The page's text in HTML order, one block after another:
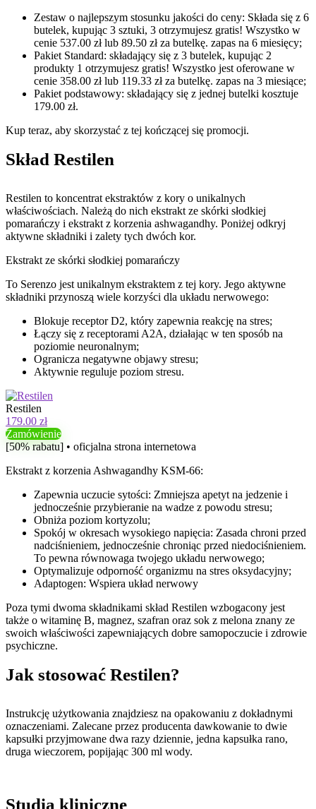
Zestaw o najlepszym stosunku jakości do ceny: Składa się z 6
butelek, kupując 3 sztuki, 3 otrzymujesz gratis! Wszystko w
cenie 537.00 zł lub 89.50 zł za butelkę. zapas na 6 miesięcy;
Pakiet Standard: składający się z 3 butelek, kupując 2
produkty 1 otrzymujesz gratis! Wszystko jest oferowane w
cenie 358.00 zł lub 119.33 zł za butelkę. zapas na 3 miesiące;
Pakiet podstawowy: składający się z jednej butelki kosztuje
179.00 zł.
Kup teraz, aby skorzystać z tej kończącej się promocji.
Skład Restilen
Restilen to koncentrat ekstraktów z kory o unikalnych
właściwościach. Należą do nich ekstrakt ze skórki słodkiej
pomarańczy i ekstrakt z korzenia ashwagandhy. Poniżej odkryj
aktywne składniki i zalety tych dwóch kor.
Ekstrakt ze skórki słodkiej pomarańczy
To Serenzo jest unikalnym ekstraktem z tej kory. Jego aktywne
składniki przynoszą wiele korzyści dla układu nerwowego:
Blokuje receptor D2, który zapewnia reakcję na stres;
Łączy się z receptorami A2A, działając w ten sposób na
poziomie neuronalnym;
Ogranicza negatywne objawy stresu;
Aktywnie reguluje poziom stresu.
Restilen
179.00 zł
Zamówienie
[50% rabatu] • oficjalna strona internetowa
Ekstrakt z korzenia Ashwagandhy KSM-66:
Zapewnia uczucie sytości: Zmniejsza apetyt na jedzenie i
jednocześnie przybieranie na wadze z powodu stresu;
Obniża poziom kortyzolu;
Spokój w okresach wysokiego napięcia: Zasada chroni przed
nadciśnieniem, jednocześnie chroniąc przed niedociśnieniem.
To pewna równowaga twojego układu nerwowego;
Optymalizuje odporność organizmu na stres oksydacyjny;
Adaptogen: Wspiera układ nerwowy
Poza tymi dwoma składnikami skład Restilen wzbogacony jest
także o witaminę B, magnez, szafran oraz sok z melona znany ze
swoich właściwości zapewniających dobre samopoczucie i zdrowie
psychiczne.
Jak stosować Restilen?
Instrukcję użytkowania znajdziesz na opakowaniu z dokładnymi
oznaczeniami. Zalecane przez producenta dawkowanie to dwie
kapsułki przyjmowane dwa razy dziennie, jedna kapsułka rano,
druga wieczorem, popijając 300 ml wody.
Studia kliniczne